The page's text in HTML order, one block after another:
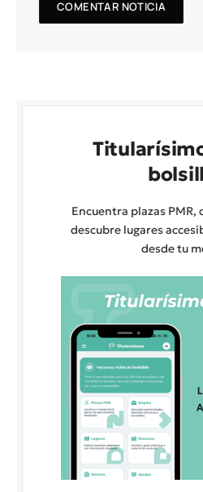
Encuentra plazas PMR,
descubre lugares
desde tu